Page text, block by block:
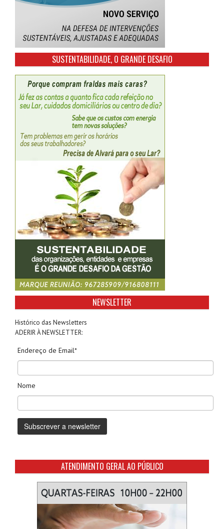
SUSTENTABILIDADE, O GRANDE DESAFIO
NEWSLETTER
Histórico das Newsletters
ADERIR À NEWSLETTER:
Endereço de Email*
Nome
ATENDIMENTO GERAL AO PÚBLICO